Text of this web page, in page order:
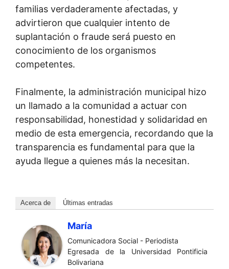
familias verdaderamente afectadas, y
advirtieron que cualquier intento de
suplantación o fraude será puesto en
conocimiento de los organismos
competentes.
Finalmente, la administración municipal hizo
un llamado a la comunidad a actuar con
responsabilidad, honestidad y solidaridad en
medio de esta emergencia, recordando que la
transparencia es fundamental para que la
ayuda llegue a quienes más la necesitan.
Acerca de Últimas entradas
María
Comunicadora Social - Periodista
Egresada de la Universidad Pontificia
Bolivariana